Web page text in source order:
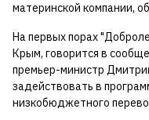
материнской компании,
На первых порах
Крым, говорится в
премьер-министр
задействовать в
низкобюджетного